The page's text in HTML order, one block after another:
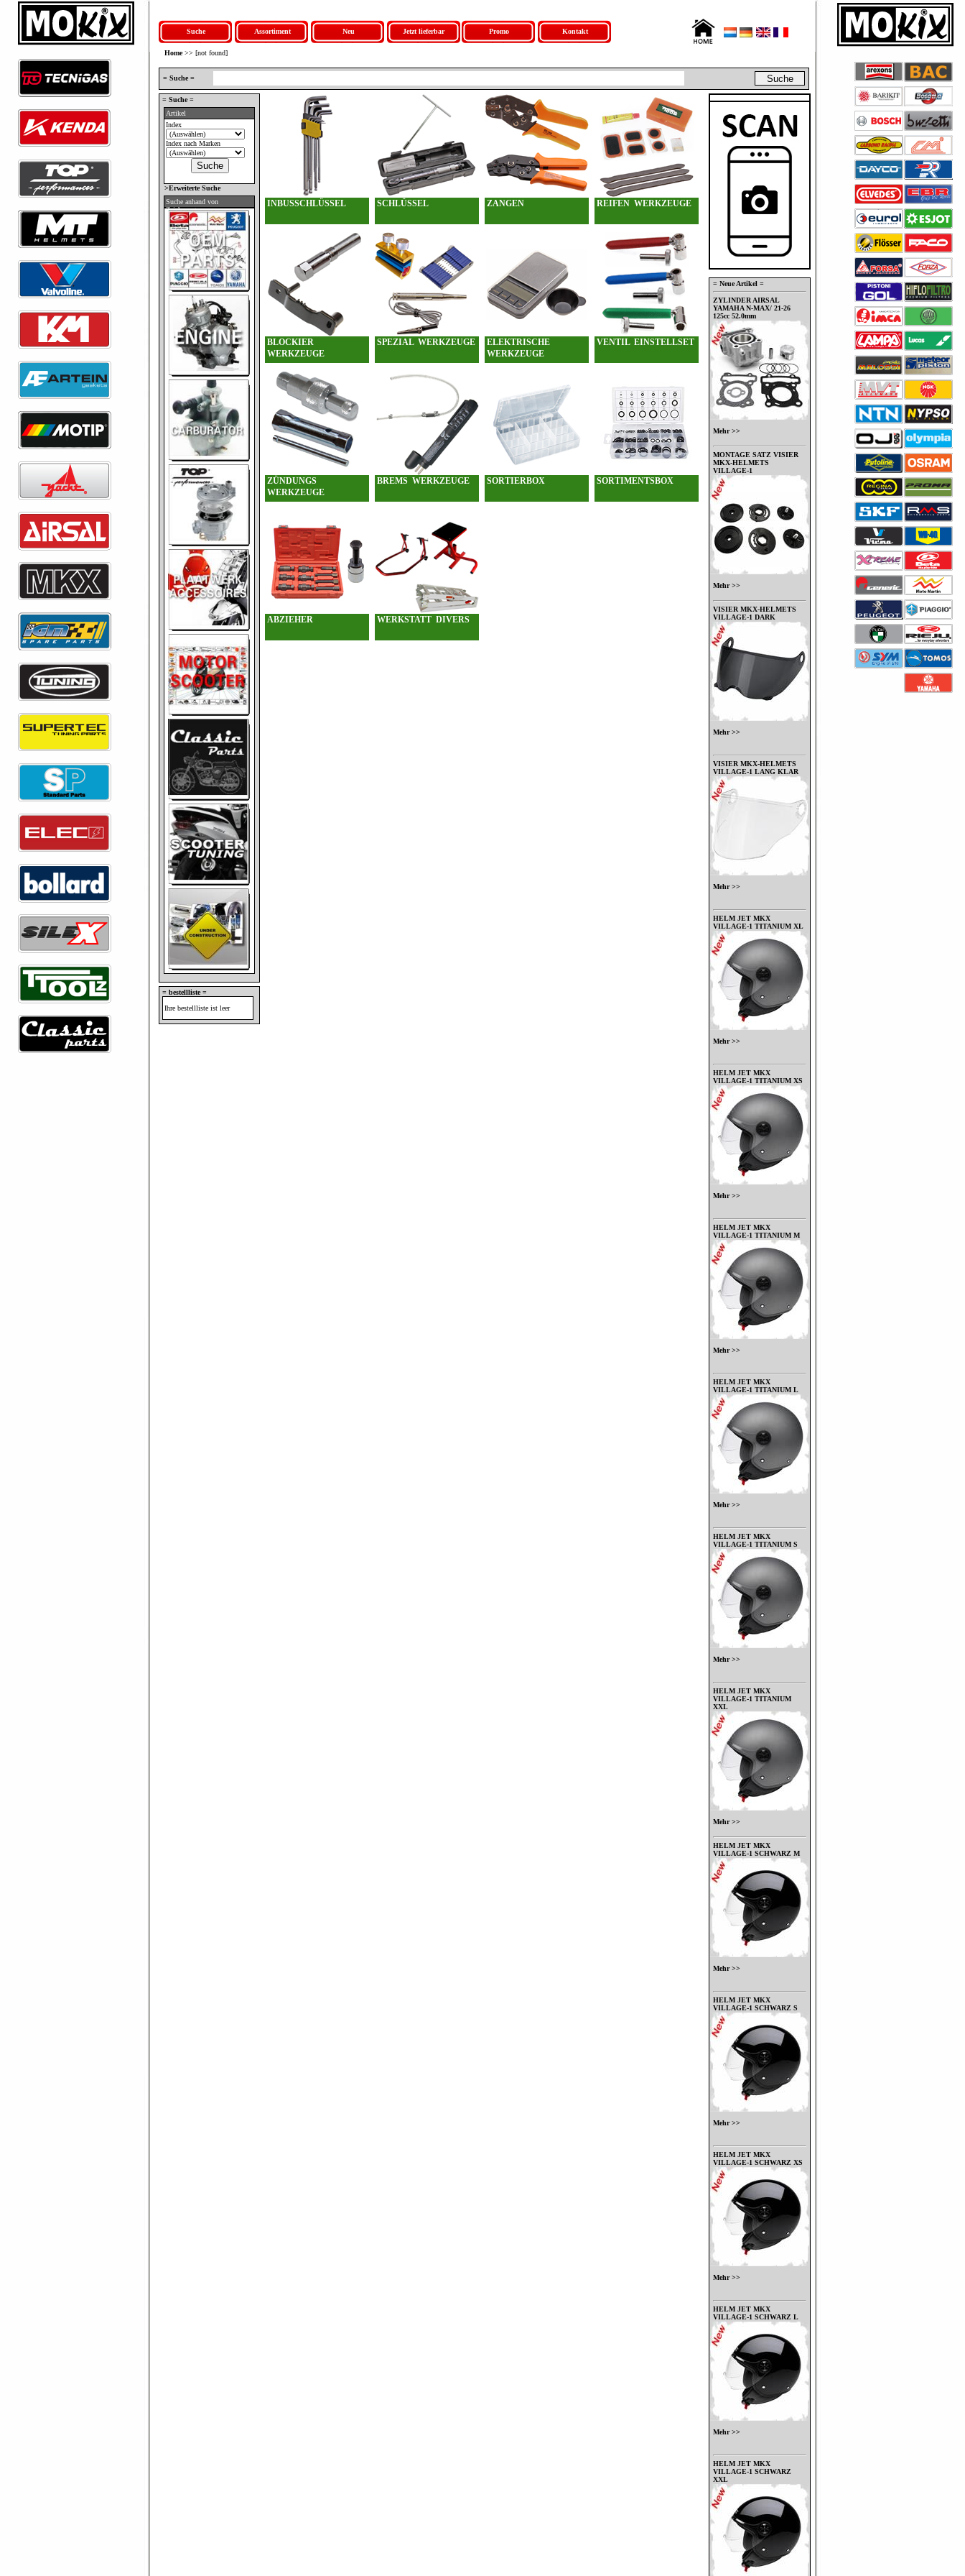
Suche Assortiment Neu Jetzt lieferbar Promo Kontakt
Home>> [not found]
= Suche =
= Suche =
Artikel
Index
Index nach Marken
>Erweiterte Suche
Suche anhand von
Zeichnungen
= bestellliste =
Ihre bestellliste ist leer
INBUSSCHLÜSSEL SCHLÜSSEL ZANGEN REIFEN WERKZEUGE
BLOCKIER
WERKZEUGE
SPEZIAL WERKZEUGE
ELEKTRISCHE
WERKZEUGE
VENTIL EINSTELLSET
ZÜNDUNGS
WERKZEUGE
BREMS WERKZEUGE SORTIERBOX SORTIMENTSBOX
ABZIEHER WERKSTATT DIVERS
= Neue Artikel =
ZYLINDER AIRSAL
YAMAHA N-MAX/ 21-26
125cc 52.0mm
Mehr >>
MONTAGE SATZ VISIER
MKX-HELMETS
VILLAGE-1
Mehr >>
VISIER MKX-HELMETS
VILLAGE-1 DARK
Mehr >>
VISIER MKX-HELMETS
VILLAGE-1 LANG KLAR
Mehr >>
HELM JET MKX
VILLAGE-1 TITANIUM XL
Mehr >>
HELM JET MKX
VILLAGE-1 TITANIUM XS
Mehr >>
HELM JET MKX
VILLAGE-1 TITANIUM M
Mehr >>
HELM JET MKX
VILLAGE-1 TITANIUM L
Mehr >>
HELM JET MKX
VILLAGE-1 TITANIUM S
Mehr >>
HELM JET MKX
VILLAGE-1 TITANIUM
XXL
Mehr >>
HELM JET MKX
VILLAGE-1 SCHWARZ M
Mehr >>
HELM JET MKX
VILLAGE-1 SCHWARZ S
Mehr >>
HELM JET MKX
VILLAGE-1 SCHWARZ XS
Mehr >>
HELM JET MKX
VILLAGE-1 SCHWARZ L
Mehr >>
HELM JET MKX
VILLAGE-1 SCHWARZ
XXL